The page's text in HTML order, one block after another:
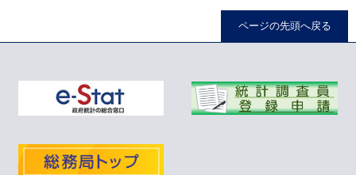
ページの先頭へ戻る